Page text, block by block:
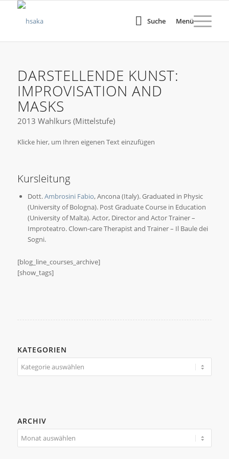
Suche Menü
DARSTELLENDE KUNST:
IMPROVISATION AND
MASKS
2013 Wahlkurs (Mittelstufe)
Klicke hier, um Ihren eigenen Text einzufügen
Kursleitung
Dott.Ambrosini Fabio, Ancona (Italy). Graduated in Physic
(University of Bologna). Post Graduate Course in Education
(University of Malta). Actor, Director and Actor Trainer –
Improteatro. Clown-care Therapist and Trainer – Il Baule dei
Sogni.
[blog_line_courses_archive]
[show_tags]
KATEGORIEN
Kategorien
ARCHIV